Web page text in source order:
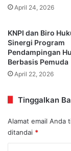
April 24, 2026
KNPI dan Biro
Sinergi Program
Pendampingan
Berbasis Pemuda
April 22, 2026
Tinggalkan
Alamat email Anda
ditandai *